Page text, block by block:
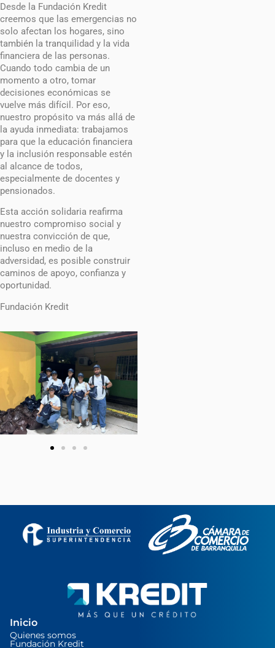
Desde la Fundación Kredit
creemos que las emergencias no
solo afectan los hogares, sino
también la tranquilidad y la vida
financiera de las personas.
Cuando todo cambia de un
momento a otro, tomar
decisiones económicas se
vuelve más difícil. Por eso,
nuestro propósito va más allá de
la ayuda inmediata: trabajamos
para que la educación financiera
y la inclusión responsable estén
al alcance de todos,
especialmente de docentes y
pensionados.
Esta acción solidaria reafirma
nuestro compromiso social y
nuestra convicción de que,
incluso en medio de la
adversidad, es posible construir
caminos de apoyo, confianza y
oportunidad.
Fundación Kredit
Inicio
Quienes somos
Fundación Kredit